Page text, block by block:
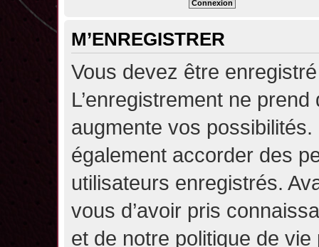
M’ENREGISTRER
Vous devez être
L’enregistrement ne
augmente vos possibilités.
également accorder des
utilisateurs enregistrés.
vous d’avoir pris
et de notre politique de